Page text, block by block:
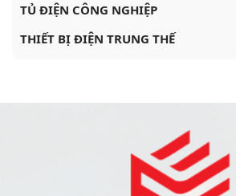
TỦ ĐIỆN CÔNG NGHIỆP
THIẾT BỊ ĐIỆN TRUNG THẾ